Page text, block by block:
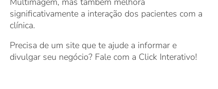
significativamente a interação dos pacientes com a
clínica.
Precisa de um site que te ajude a informar e
divulgar seu negócio? Fale com a Click Interativo!